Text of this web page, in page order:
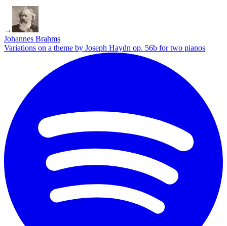
→
Johannes Brahms
Variations on a theme by Joseph Haydn op. 56b for two pianos